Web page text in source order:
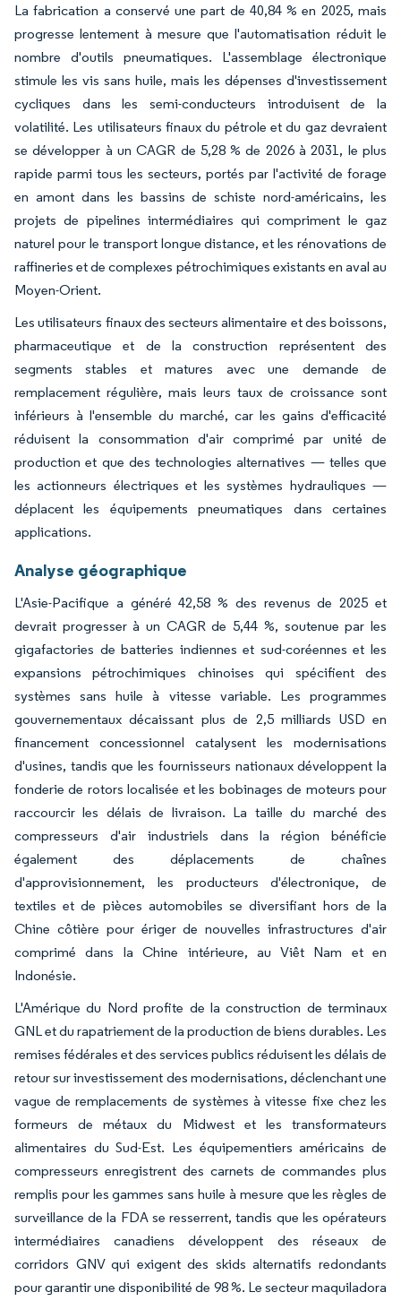
La fabrication a conservé une part de 40,84 % en 2025, mais
progresse lentement à mesure que l'automatisation réduit le
nombre d'outils pneumatiques. L'assemblage électronique
stimule les vis sans huile, mais les dépenses d'investissement
cycliques dans les semi-conducteurs introduisent de la
volatilité. Les utilisateurs finaux du pétrole et du gaz devraient
se développer à un CAGR de 5,28 % de 2026 à 2031, le plus
rapide parmi tous les secteurs, portés par l'activité de forage
en amont dans les bassins de schiste nord-américains, les
projets de pipelines intermédiaires qui compriment le gaz
naturel pour le transport longue distance, et les rénovations de
raffineries et de complexes pétrochimiques existants en aval au
Moyen-Orient.
Les utilisateurs finaux des secteurs alimentaire et des boissons,
pharmaceutique et de la construction représentent des
segments stables et matures avec une demande de
remplacement régulière, mais leurs taux de croissance sont
inférieurs à l'ensemble du marché, car les gains d'efficacité
réduisent la consommation d'air comprimé par unité de
production et que des technologies alternatives — telles que
les actionneurs électriques et les systèmes hydrauliques —
déplacent les équipements pneumatiques dans certaines
applications.
Analyse géographique
L'Asie-Pacifique a généré 42,58 % des revenus de 2025 et
devrait progresser à un CAGR de 5,44 %, soutenue par les
gigafactories de batteries indiennes et sud-coréennes et les
expansions pétrochimiques chinoises qui spécifient des
systèmes sans huile à vitesse variable. Les programmes
gouvernementaux décaissant plus de 2,5 milliards USD en
financement concessionnel catalysent les modernisations
d'usines, tandis que les fournisseurs nationaux développent la
fonderie de rotors localisée et les bobinages de moteurs pour
raccourcir les délais de livraison. La taille du marché des
compresseurs d'air industriels dans la région bénéficie
également des déplacements de chaînes
d'approvisionnement, les producteurs d'électronique, de
textiles et de pièces automobiles se diversifiant hors de la
Chine côtière pour ériger de nouvelles infrastructures d'air
comprimé dans la Chine intérieure, au Viêt Nam et en
Indonésie.
L'Amérique du Nord profite de la construction de terminaux
GNL et du rapatriement de la production de biens durables. Les
remises fédérales et des services publics réduisent les délais de
retour sur investissement des modernisations, déclenchant une
vague de remplacements de systèmes à vitesse fixe chez les
formeurs de métaux du Midwest et les transformateurs
alimentaires du Sud-Est. Les équipementiers américains de
compresseurs enregistrent des carnets de commandes plus
remplis pour les gammes sans huile à mesure que les règles de
surveillance de la FDA se resserrent, tandis que les opérateurs
intermédiaires canadiens développent des réseaux de
corridors GNV qui exigent des skids alternatifs redondants
pour garantir une disponibilité de 98 %. Le secteur maquiladora